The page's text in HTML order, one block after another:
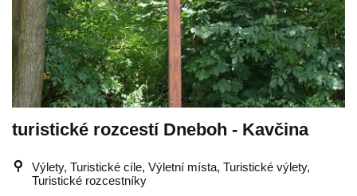
turistické rozcestí Dneboh - Kavčina
Výlety, Turistické cíle, Výletní místa, Turistické výlety,
Turistické rozcestníky